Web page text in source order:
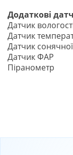
Додаткові
Датчик
Датчик
Датчик сонячної
Датчик ФАР
Піранометр